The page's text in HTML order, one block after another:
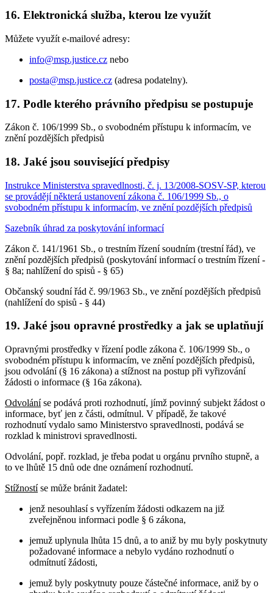
16. Elektronická služba, kterou lze využít
Můžete využít e-mailové adresy:
info@msp.justice.cz nebo
posta@msp.justice.cz (adresa podatelny).
17. Podle kterého právního předpisu se postupuje
Zákon č. 106/1999 Sb., o svobodném přístupu k informacím, ve
znění pozdějších předpisů
18. Jaké jsou související předpisy
Instrukce Ministerstva spravedlnosti, č. j. 13/2008-SOSV-SP, kterou
se provádějí některá ustanovení zákona č. 106/1999 Sb., o
svobodném přístupu k informacím, ve znění pozdějších předpisů
Sazebník úhrad za poskytování informací
Zákon č. 141/1961 Sb., o trestním řízení soudním (trestní řád), ve
znění pozdějších předpisů (poskytování informací o trestním řízení -
§ 8a; nahlížení do spisů - § 65)
Občanský soudní řád č. 99/1963 Sb., ve znění pozdějších předpisů
(nahlížení do spisů - § 44)
19. Jaké jsou opravné prostředky a jak se uplatňují
Opravnými prostředky v řízení podle zákona č. 106/1999 Sb., o
svobodném přístupu k informacím, ve znění pozdějších předpisů,
jsou odvolání (§ 16 zákona) a stížnost na postup při vyřizování
žádosti o informace (§ 16a zákona).
Odvoláníse podává proti rozhodnutí, jímž povinný subjekt žádost o
informace, byť jen z části, odmítnul. V případě, že takové
rozhodnutí vydalo samo Ministerstvo spravedlnosti, podává se
rozklad k ministrovi spravedlnosti.
Odvolání, popř. rozklad, je třeba podat u orgánu prvního stupně, a
to ve lhůtě 15 dnů ode dne oznámení rozhodnutí.
Stížnostíse může bránit žadatel:
jenž nesouhlasí s vyřízením žádosti odkazem na již
zveřejněnou informaci podle § 6 zákona,
jemuž uplynula lhůta 15 dnů, a to aniž by mu byly poskytnuty
požadované informace a nebylo vydáno rozhodnutí o
odmítnutí žádosti,
jemuž byly poskytnuty pouze částečné informace, aniž by o